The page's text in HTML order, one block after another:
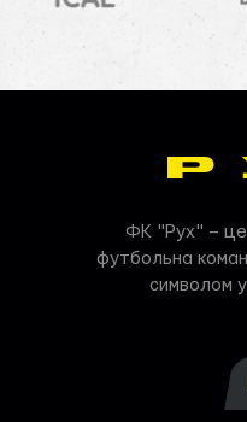
ФК "Рух" – це
футбольна
символом